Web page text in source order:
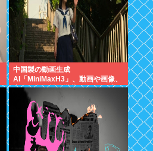
中国製の動画生成
AI「MiniMaxH3」、動画や画像、
音楽の参照機能搭載でディープフ
ェイク作り放題に。終わりの始ま
りか